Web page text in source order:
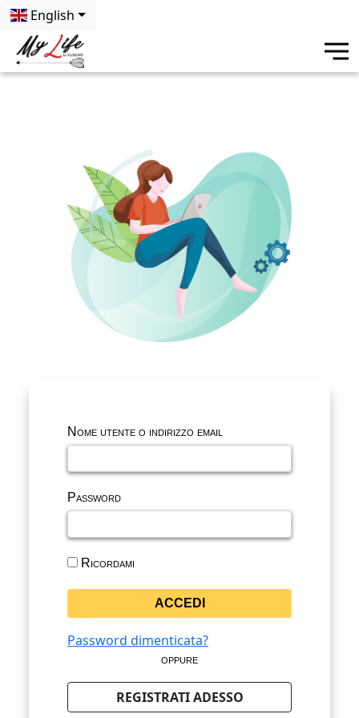
English
Nome utente o indirizzo email
Password
Ricordami
Password dimenticata?
oppure
REGISTRATI ADESSO